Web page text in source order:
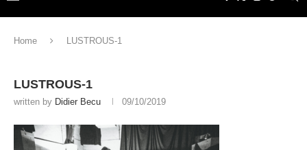
Home LUSTROUS-1
LUSTROUS-1
written by Didier Becu 09/10/2019